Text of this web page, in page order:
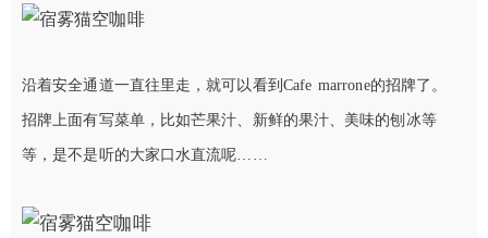
沿着安全通道一直往里走，就可以看到Cafe marrone的招牌了。
招牌上面有写菜单，比如芒果汁、新鲜的果汁、美味的刨冰等
等，是不是听的大家口水直流呢……